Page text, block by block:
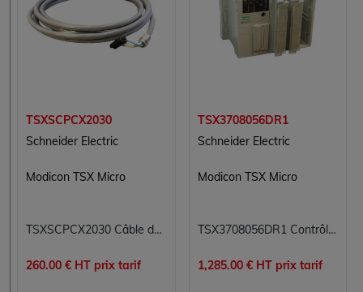
TSXSCPCX2030
Schneider Electric
Modicon TSX Micro
TSXSCPCX2030 Câble de raccordement pour borniers 20mA Modicon TSX Micro Schneider Electric 3m SUB-D 9 broches mâles
260.00 € HT prix tarif
TSX3708056DR1
Schneider Electric
Modicon TSX Micro
TSX3708056DR1 Contrôleur modulaire Modicon TSX Micro Schneider Electric
1,285.00 € HT prix tarif